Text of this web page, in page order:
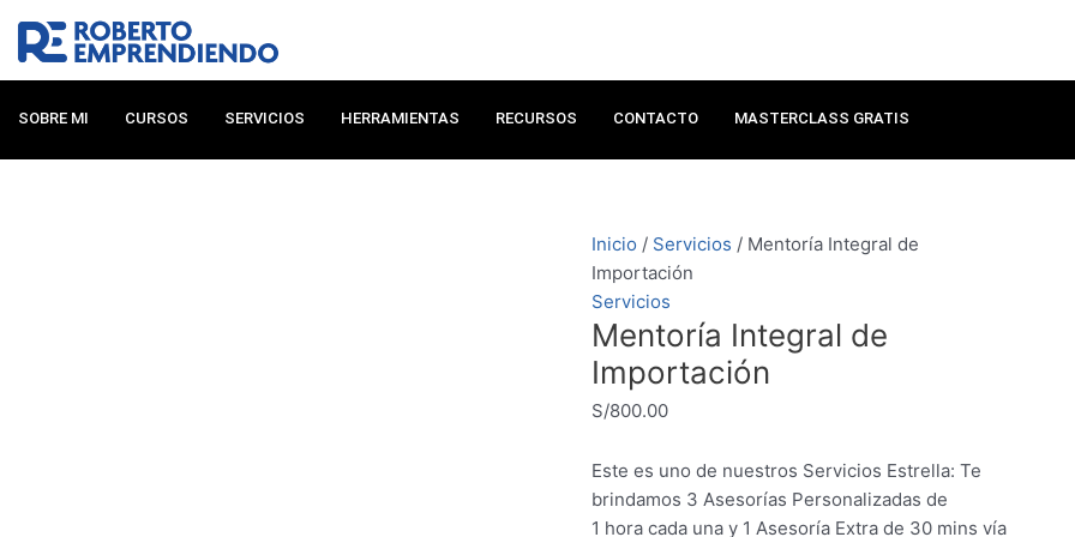
contenido
SOBRE MI CURSOS SERVICIOS HERRAMIENTAS RECURSOS CONTACTO MASTERCLASS GRATIS
Inicio / Servicios / Mentoría Integral de
Importación
Servicios
Mentoría Integral de
Importación
S/800.00
Este es uno de nuestros Servicios Estrella: Te
brindamos 3 Asesorías Personalizadas de
1 hora cada una y 1 Asesoría Extra de 30 mins vía
cantidad